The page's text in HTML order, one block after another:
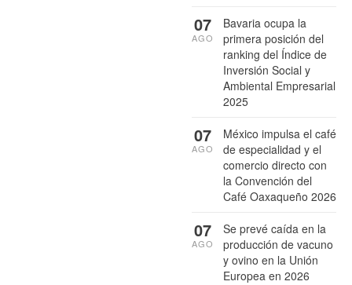
Bavaria ocupa la
primera posición del
ranking del Índice de
Inversión Social y
Ambiental Empresarial
2025
07
AGO
México impulsa el café
de especialidad y el
comercio directo con
la Convención del
Café Oaxaqueño 2026
07
AGO
Se prevé caída en la
producción de vacuno
y ovino en la Unión
Europea en 2026
07
AGO